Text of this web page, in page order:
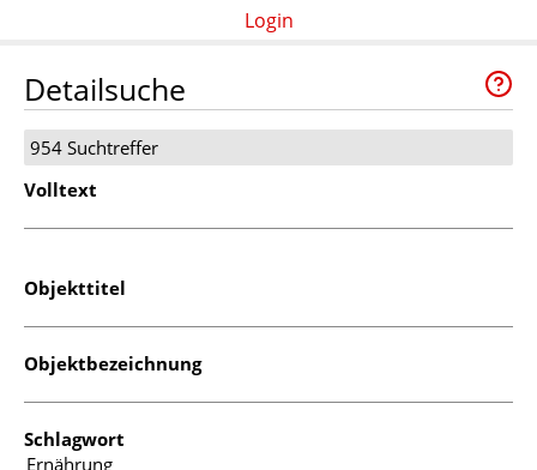
Login
Detailsuche
954 Suchtreffer
Volltext
Objekttitel
Objektbezeichnung
Schlagwort